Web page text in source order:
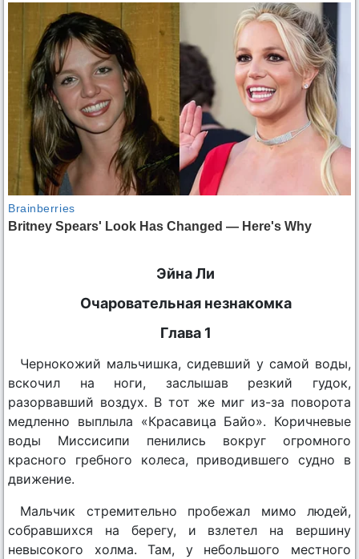
Эйна Ли
Очаровательная незнакомка
Глава 1
Чернокожий мальчишка, сидевший у самой воды,
вскочил на ноги, заслышав резкий гудок,
разорвавший воздух. В тот же миг из-за поворота
медленно выплыла «Красавица Байо». Коричневые
воды Миссисипи пенились вокруг огромного
красного гребного колеса, приводившего судно в
движение.
Мальчик стремительно пробежал мимо людей,
собравшихся на берегу, и взлетел на вершину
невысокого холма. Там, у небольшого местного